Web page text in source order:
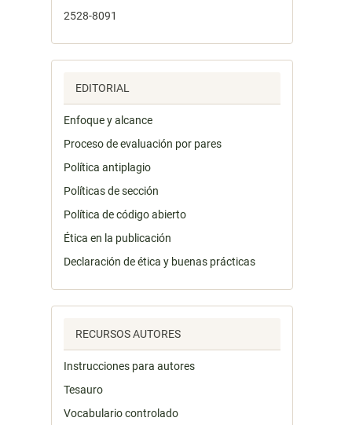
2528-8091
EDITORIAL
Enfoque y alcance
Proceso de evaluación por pares
Política antiplagio
Políticas de sección
Política de código abierto
Ética en la publicación
Declaración de ética y buenas prácticas
RECURSOS AUTORES
Instrucciones para autores
Tesauro
Vocabulario controlado